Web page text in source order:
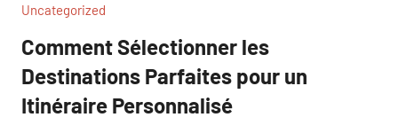
Uncategorized
Comment Sélectionner les
Destinations Parfaites pour un
Itinéraire Personnalisé